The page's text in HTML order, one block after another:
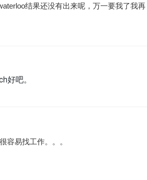
结果还没有出来呢，万一要我了我再
好吧。
容易找工作。。。